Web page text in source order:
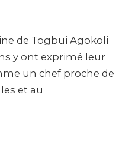
de Togbui Agokoli
y ont exprimé leur
un chef proche de
et au